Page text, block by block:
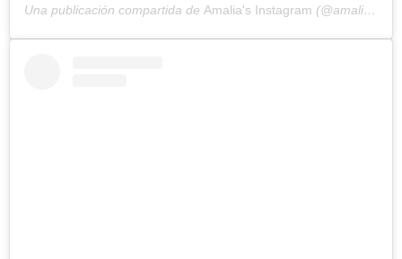
Una publicación compartida de Amalia's Instagram (@amaliaulman) el